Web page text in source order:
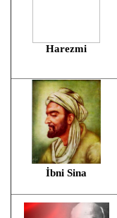
Harezmi
İbni Sina